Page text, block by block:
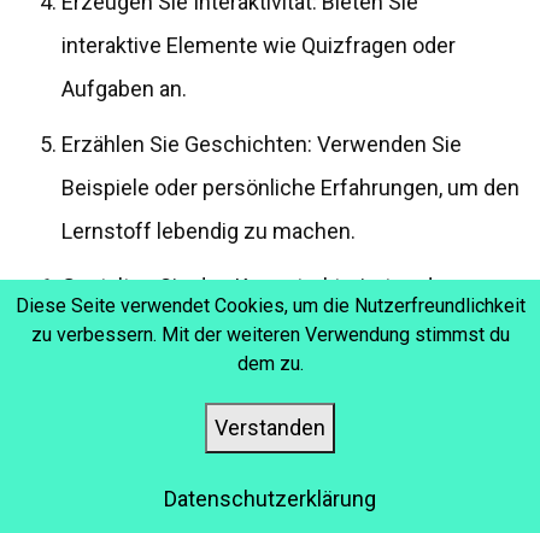
interaktive Elemente wie Quizfragen oder
Aufgaben an.
Erzählen Sie Geschichten: Verwenden Sie
Beispiele oder persönliche Erfahrungen, um den
Lernstoff lebendig zu machen.
Gestalten Sie den Kurs strukturiert und
ansprechend: Verwenden Sie eine klare
Kursstruktur und eine ansprechende visuelle
Aufmerksamkeit und das Interesse der Lernenden von
Diese Seite verwendet Cookies, um die Nutzerfreundlichkeit
zu verbessern. Mit der weiteren Verwendung stimmst du
dem zu.
Verstanden
Datenschutzerklärung